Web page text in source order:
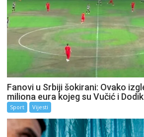
Fanovi u Srbiji šokirani: Ovako
miliona eura kojeg su Vučić i
Sport Vijesti